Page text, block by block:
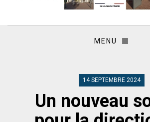
MENU
14 SEPTEMBRE 2024
Un nouveau